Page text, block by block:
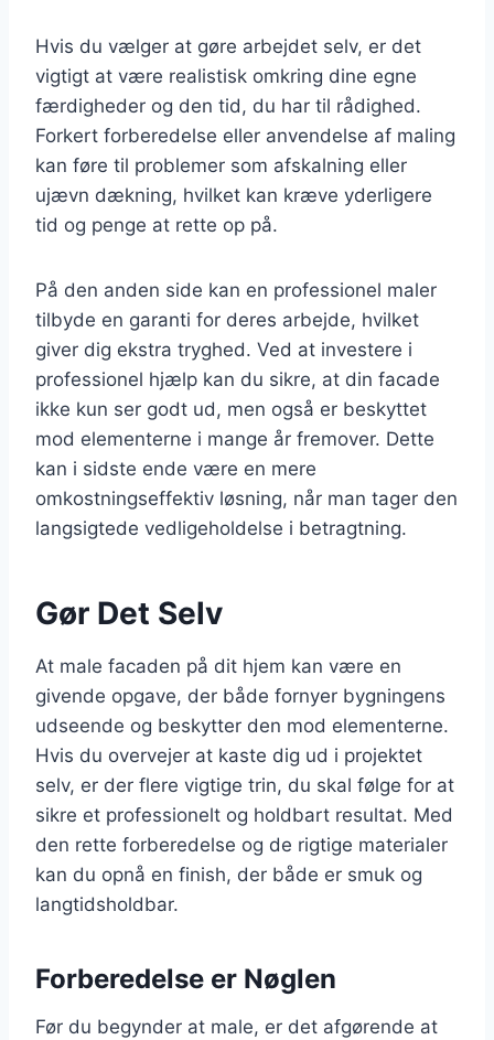
Hvis du vælger at gøre arbejdet selv, er det
vigtigt at være realistisk omkring dine egne
færdigheder og den tid, du har til rådighed.
Forkert forberedelse eller anvendelse af maling
kan føre til problemer som afskalning eller
ujævn dækning, hvilket kan kræve yderligere
tid og penge at rette op på.
På den anden side kan en professionel maler
tilbyde en garanti for deres arbejde, hvilket
giver dig ekstra tryghed. Ved at investere i
professionel hjælp kan du sikre, at din facade
ikke kun ser godt ud, men også er beskyttet
mod elementerne i mange år fremover. Dette
kan i sidste ende være en mere
omkostningseffektiv løsning, når man tager den
langsigtede vedligeholdelse i betragtning.
Gør Det Selv
At male facaden på dit hjem kan være en
givende opgave, der både fornyer bygningens
udseende og beskytter den mod elementerne.
Hvis du overvejer at kaste dig ud i projektet
selv, er der flere vigtige trin, du skal følge for at
sikre et professionelt og holdbart resultat. Med
den rette forberedelse og de rigtige materialer
kan du opnå en finish, der både er smuk og
langtidsholdbar.
Forberedelse er Nøglen
Før du begynder at male, er det afgørende at